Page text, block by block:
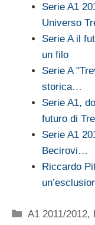
Serie A1
Universo
Serie A il
un filo
Serie A
storica…
Serie A1,
futuro di
Serie A1
Becirovi…
Riccardo
Categorie
A1 2011/2012,